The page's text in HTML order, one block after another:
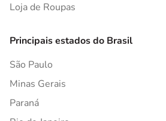
Loja de Roupas
Principais estados do Brasil
São Paulo
Minas Gerais
Paraná